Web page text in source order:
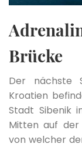
Brücke
Der nächste
Kroatien
Stadt Sibenik
Mitten auf
von welcher